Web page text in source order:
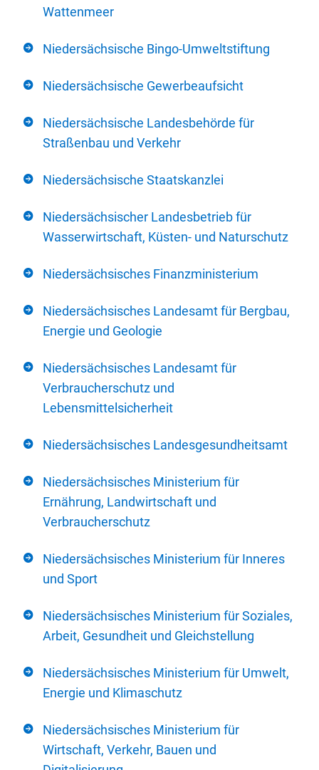
Wattenmeer
Niedersächsische Bingo-Umweltstiftung
Niedersächsische Gewerbeaufsicht
Niedersächsische Landesbehörde für
Straßenbau und Verkehr
Niedersächsische Staatskanzlei
Niedersächsischer Landesbetrieb für
Wasserwirtschaft, Küsten- und Naturschutz
Niedersächsisches Finanzministerium
Niedersächsisches Landesamt für Bergbau,
Energie und Geologie
Niedersächsisches Landesamt für
Verbraucherschutz und
Lebensmittelsicherheit
Niedersächsisches Landesgesundheitsamt
Niedersächsisches Ministerium für
Ernährung, Landwirtschaft und
Verbraucherschutz
Niedersächsisches Ministerium für Inneres
und Sport
Niedersächsisches Ministerium für Soziales,
Arbeit, Gesundheit und Gleichstellung
Niedersächsisches Ministerium für Umwelt,
Energie und Klimaschutz
Niedersächsisches Ministerium für
Wirtschaft, Verkehr, Bauen und